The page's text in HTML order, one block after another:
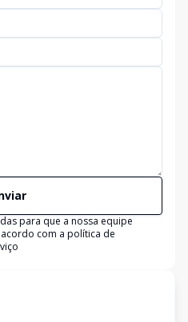
para que a nossa equipe
com a política de